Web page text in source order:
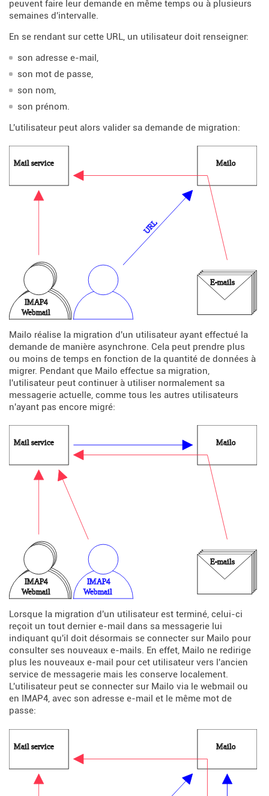
peuvent faire leur demande en même temps ou à plusieurs
semaines d'intervalle.
En se rendant sur cette URL, un utilisateur doit renseigner:
son adresse e-mail,
son mot de passe,
son nom,
son prénom.
L'utilisateur peut alors valider sa demande de migration:
Mailo réalise la migration d'un utilisateur ayant effectué la
demande de manière asynchrone. Cela peut prendre plus
ou moins de temps en fonction de la quantité de données à
migrer. Pendant que Mailo effectue sa migration,
l'utilisateur peut continuer à utiliser normalement sa
messagerie actuelle, comme tous les autres utilisateurs
n'ayant pas encore migré:
Lorsque la migration d'un utilisateur est terminé, celui-ci
reçoit un tout dernier e-mail dans sa messagerie lui
indiquant qu'il doit désormais se connecter sur Mailo pour
consulter ses nouveaux e-mails. En effet, Mailo ne redirige
plus les nouveaux e-mail pour cet utilisateur vers l'ancien
service de messagerie mais les conserve localement.
L'utilisateur peut se connecter sur Mailo via le webmail ou
en IMAP4, avec son adresse e-mail et le même mot de
passe: